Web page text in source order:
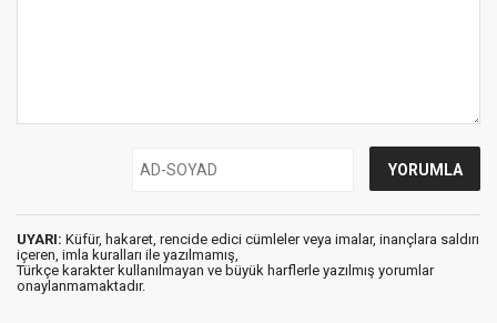
UYARI: Küfür, hakaret, rencide edici cümleler veya imalar, inançlara saldırı
içeren, imla kuralları ile yazılmamış,
Türkçe karakter kullanılmayan ve büyük harflerle yazılmış yorumlar
onaylanmamaktadır.